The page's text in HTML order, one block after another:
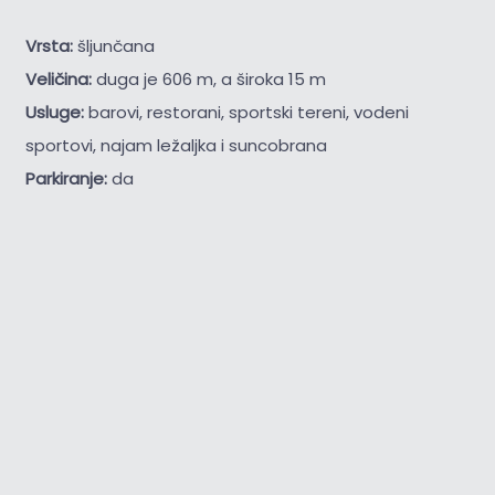
Vrsta:šljunčana
Veličina:duga je 606 m, a široka 15 m
Usluge:barovi, restorani, sportski tereni, vodeni
sportovi, najam ležaljka i suncobrana
Parkiranje:da